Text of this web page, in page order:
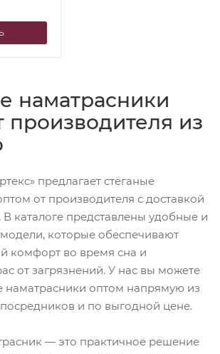
наматрасники
производителя из
предлагает стёганые
от производителя с доставкой
В каталоге представлены удобные и
которые обеспечивают
комфорт во время сна и
от загрязнений. У нас вы можете
наматрасники оптом напрямую из
и по выгодной цене.
— это практичное решение